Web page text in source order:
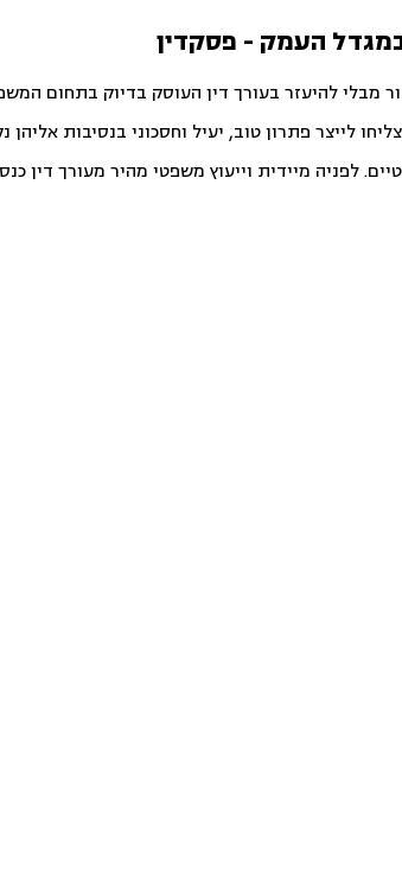
במגדל העמק - פסקדין
מבלי להיעזר בעורך דין העוסק בדיוק בתחום
לייצר פתרון טוב, יעיל וחסכוני בנסיבות אליהן
לפניה מיידית וייעוץ משפטי מהיר מעורך דין